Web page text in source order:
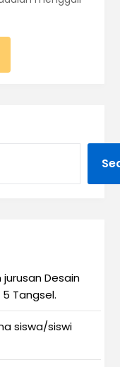
Desain
5 Tangsel.
siswa/siswi